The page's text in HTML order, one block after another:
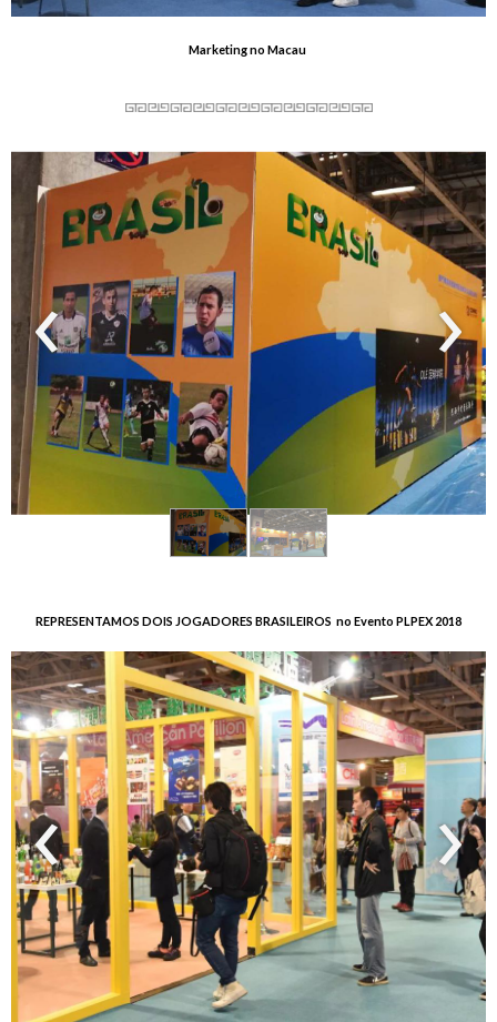
Marketing no Macau
‹ ›
REPRESENTAMOS DOIS JOGADORES BRASILEIROS no Evento PLPEX 2018
‹ ›